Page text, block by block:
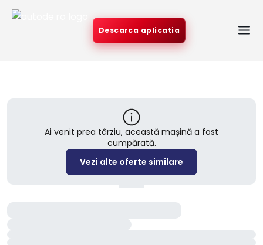
Descarca aplicatia
Ai venit prea târziu, această mașină a fost
cumpărată.
Vezi alte oferte similare